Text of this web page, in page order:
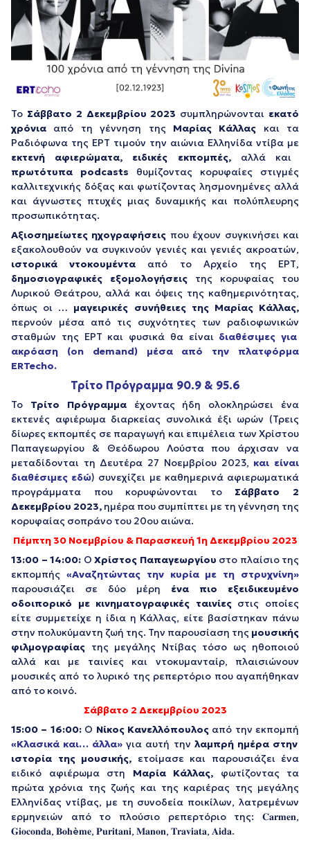
Το Σάββατο 2 Δεκεμβρίου 2023 συμπληρώνονται εκατό
χρόνια από τη γέννηση της Μαρίας Κάλλας και τα
Ραδιόφωνα της ΕΡΤ τιμούν την αιώνια Ελληνίδα ντίβα με
εκτενή αφιερώματα, ειδικές εκπομπές,αλλά και
πρωτότυπα podcasts θυμίζοντας κορυφαίες στιγμές
καλλιτεχνικής δόξας και φωτίζοντας λησμονημένες αλλά
και άγνωστες πτυχές μιας δυναμικής και πολύπλευρης
προσωπικότητας.
Αξιοσημείωτες ηχογραφήσεις που έχουν συγκινήσει και
εξακολουθούν να συγκινούν γενιές και γενιές ακροατών,
ιστορικά ντοκουμέντα από το Αρχείο της ΕΡΤ,
δημοσιογραφικές εξομολογήσεις της κορυφαίας του
Λυρικού Θεάτρου, αλλά και όψεις της καθημερινότητας,
όπως οι … μαγειρικές συνήθειες της Μαρίας Κάλλας,
περνούν μέσα από τις συχνότητες των ραδιοφωνικών
σταθμών της ΕΡΤ και φυσικά θα είναι διαθέσιμες για
ακρόαση (on demand) μέσα από την πλατφόρμα
ERTecho.
Τρίτο Πρόγραμμα 90.9 & 95.6
Το Τρίτο Πρόγραμμαέχοντας ήδη ολοκληρώσει ένα
εκτενές αφιέρωμα διαρκείας συνολικά έξι ωρών (Τρεις
δίωρες εκπομπές σε παραγωγή και επιμέλεια των Χρίστου
Παπαγεωργίου & Θεόδωρου Λούστα που άρχισαν να
μεταδίδονται τη Δευτέρα 27 Νοεμβρίου 2023, και είναι
διαθέσιμες εδώ) συνεχίζει με καθημερινά αφιερωματικά
προγράμματα που κορυφώνονται το Σάββατο 2
Δεκεμβρίου 2023, ημέρα που συμπίπτει με τη γέννηση της
κορυφαίας σοπράνο του 20ου αιώνα.
Πέμπτη 30 Νοεμβρίου & Παρασκευή 1η Δεκεμβρίου 2023
13:00 – 14:00: Ο Χρίστος Παπαγεωργίου στο πλαίσιο της
εκπομπής «Αναζητώντας την κυρία με τη στρυχνίνη»
παρουσιάζει σε δύο μέρη ένα πιο εξειδικευμένο
οδοιπορικό με κινηματογραφικές ταινίεςστις οποίες
είτε συμμετείχε η ίδια η Κάλλας, είτε βασίστηκαν πάνω
στην πολυκύμαντη ζωή της. Την παρουσίαση της μουσικής
φιλμογραφίας της μεγάλης Ντίβας τόσο ως ηθοποιού
αλλά και με ταινίες και ντοκυμανταίρ, πλαισιώνουν
μουσικές από το λυρικό της ρεπερτόριο που αγαπήθηκαν
από το κοινό.
Σάββατο 2 Δεκεμβρίου 2023
15:00 – 16:00:Ο Νίκος Κανελλόπουλοςαπό την εκπομπή
«Κλασικά και… άλλα» για αυτή την λαμπρή ημέρα στην
ιστορία της μουσικής, ετοίμασε και παρουσιάζει ένα
ειδικό αφιέρωμα στη Μαρία Κάλλας, φωτίζοντας τα
πρώτα χρόνια της ζωής και της καριέρας της μεγάλης
Ελληνίδας ντίβας, με τη συνοδεία ποικίλων, λατρεμένων
ερμηνειών από το πλούσιο ρεπερτόριο της: 𝐂𝐚𝐫𝐦𝐞𝐧,
𝐆𝐢𝐨𝐜𝐨𝐧𝐝𝐚, 𝐁𝐨𝐡è𝐦𝐞, 𝐏𝐮𝐫𝐢𝐭𝐚𝐧𝐢, 𝐌𝐚𝐧𝐨𝐧, 𝐓𝐫𝐚𝐯𝐢𝐚𝐭𝐚, 𝐀𝐢𝐝𝐚.